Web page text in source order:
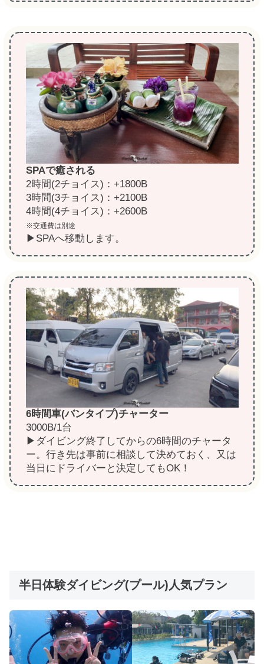
SPAで癒される
2時間(2チョイス)：+1800B
3時間(3チョイス)：+2100B
4時間(4チョイス)：+2600B
※交通費は別途
▶SPAへ移動します。
6時間車(バンタイプ)チャーター
3000B/1台
▶ダイビング終了してからの6時間のチャータ
ー。行き先は事前に相談して決めておく、又は
当日にドライバーと決定してもOK！
半日体験ダイビング(プール)人気プラン